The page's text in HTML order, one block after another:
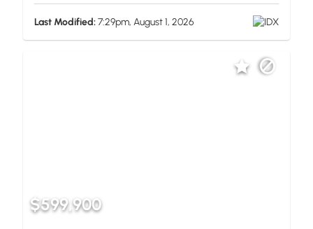
Last Modified:7:29pm, August 1, 2026
$599,900